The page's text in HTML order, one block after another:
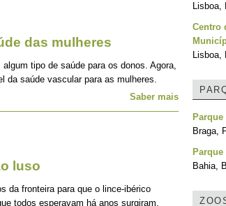
das mulheres
tipo de saúde para os donos. Agora,
da saúde vascular para as mulheres.
Saber mais
luso
da fronteira para que o lince-ibérico
todos esperavam há anos surgiram,
Lisboa,
Centro
Lisboa,
Braga,
Bahia,